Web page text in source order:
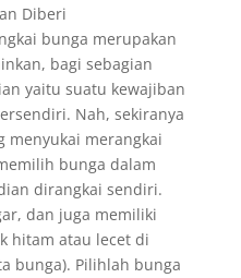
Diberi
bunga merupakan
bagi sebagian
yaitu suatu kewajiban
Nah, sekiranya
menyukai merangkai
bunga dalam
dirangkai sendiri.
dan juga memiliki
hitam atau lecet di
bunga). Pilihlah bunga